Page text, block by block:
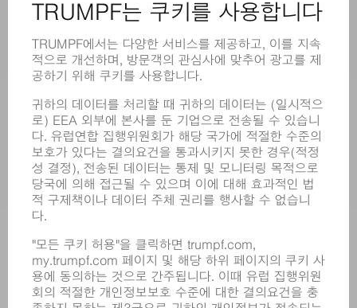
레이저
전동 툴
SMART FACTORY
소프트웨어
어플리케이션
부문
기업
경력
모집
기업 프로필
이사회
영업 보고서
규정 준수
내부고발자 시스템
보안
보도 자료